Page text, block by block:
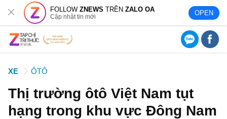
FOLLOWZNEWS TRÊNZALO OA
Cập nhật tin mới OPEN
XE ÔTÔ
Thị trường ôtô Việt Nam tụt
hạng trong khu vực Đông Nam